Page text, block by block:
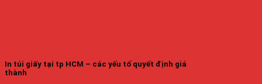
In túi giấy tại tp HCM – các yếu tố quyết định giá
thành